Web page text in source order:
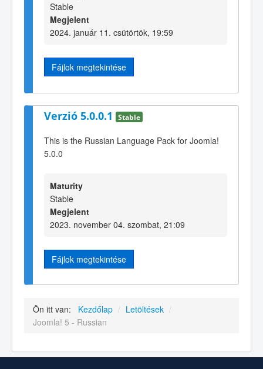
Stable
Megjelent
2024. január 11. csütörtök, 19:59
Fájlok megtekintése
Verzió 5.0.0.1 Stable
This is the Russian Language Pack for Joomla!
5.0.0
Maturity
Stable
Megjelent
2023. november 04. szombat, 21:09
Fájlok megtekintése
Ön itt van: Kezdőlap / Letöltések /
Joomla! 5 - Russian